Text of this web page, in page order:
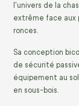
l'univers de la
extrême face aux
ronces.
Sa conception
de sécurité
équipement au
en sous-bois.